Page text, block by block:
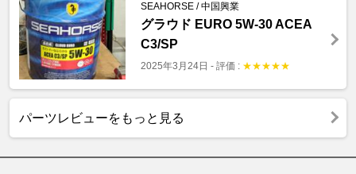
SEAHORSE / 中国興業
グラウド EURO 5W-30 ACEA
C3/SP
2025年3月24日 - 評価 : ★★★★★
パーツレビューをもっと見る